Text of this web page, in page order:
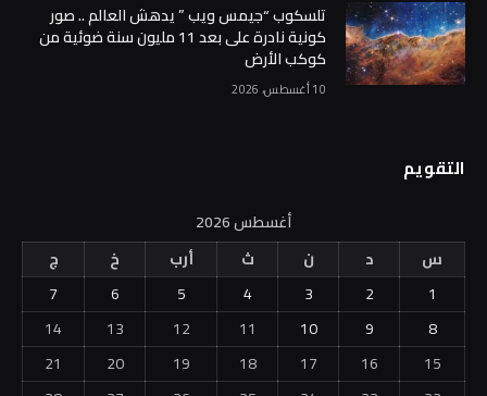
تلسكوب “جيمس ويب ” يدهش العالم .. صور
كونية نادرة على بعد 11 مليون سنة ضوئية من
كوكب الأرض
10 أغسطس، 2026
التقويم
أغسطس 2026
س
د ن ث أرب خ
ج
1
2
3
4
5
6
7
8
9
10
11
12
13
14
15
16
17
18
19
20
21